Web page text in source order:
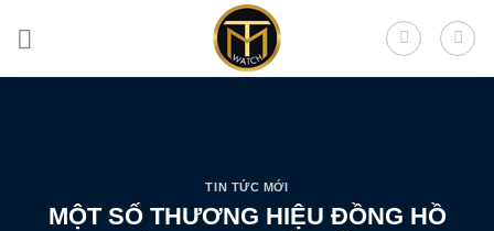
TIN TỨC MỚI
MỘT SỐ THƯƠNG HIỆU ĐỒNG HỒ